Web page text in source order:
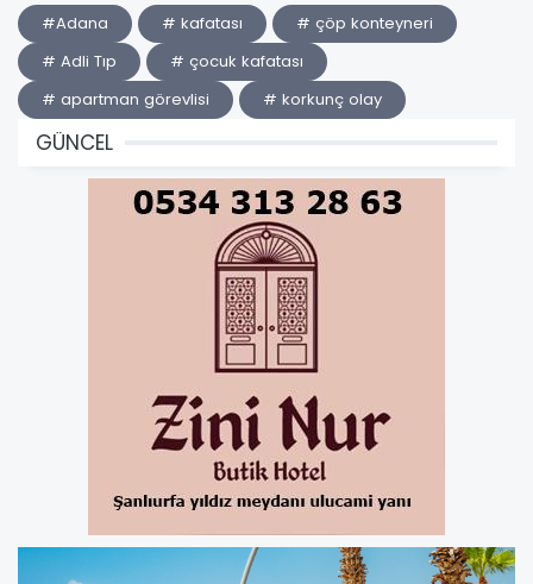
#Adana # kafatası
# çöp konteyneri
# Adli Tıp
# çocuk kafatası
# apartman görevlisi
# korkunç olay
GÜNCEL